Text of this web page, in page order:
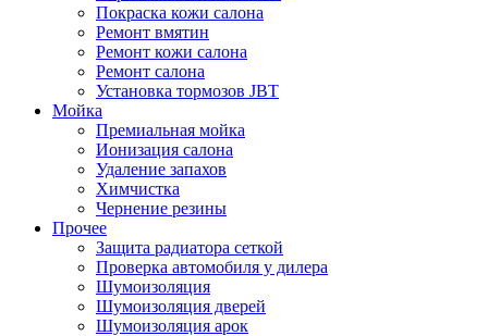
Покраска кожи салона
Ремонт вмятин
Ремонт кожи салона
Ремонт салона
Установка тормозов JBT
Мойка
Премиальная мойка
Ионизация салона
Удаление запахов
Химчистка
Чернение резины
Прочее
Защита радиатора сеткой
Проверка автомобиля у дилера
Шумоизоляция
Шумоизоляция дверей
Шумоизоляция арок